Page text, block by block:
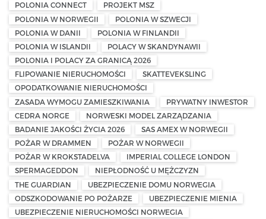
POLONIA CONNECT
PROJEKT MSZ
POLONIA W NORWEGII
POLONIA W SZWECJI
POLONIA W DANII
POLONIA W FINLANDII
POLONIA W ISLANDII
POLACY W SKANDYNAWII
POLONIA I POLACY ZA GRANICĄ 2026
FLIPOWANIE NIERUCHOMOŚCI
SKATTEVEKSLING
OPODATKOWANIE NIERUCHOMOŚCI
ZASADA WYMOGU ZAMIESZKIWANIA
PRYWATNY INWESTOR
CEDRA NORGE
NORWESKI MODEL ZARZĄDZANIA
BADANIE JAKOŚCI ŻYCIA 2026
SAS AMEX W NORWEGII
POŻAR W DRAMMEN
POŻAR W NORWEGII
POŻAR W KROKSTADELVA
IMPERIAL COLLEGE LONDON
SPERMAGEDDON
NIEPŁODNOŚĆ U MĘŻCZYZN
THE GUARDIAN
UBEZPIECZENIE DOMU NORWEGIA
ODSZKODOWANIE PO POŻARZE
UBEZPIECZENIE MIENIA
UBEZPIECZENIE NIERUCHOMOŚCI NORWEGIA